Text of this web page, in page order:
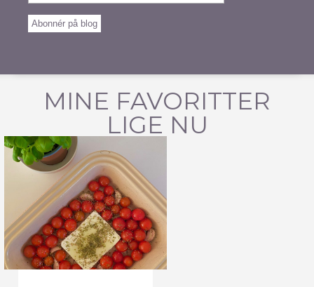
Abonnér på blog
MINE FAVORITTER
LIGE NU